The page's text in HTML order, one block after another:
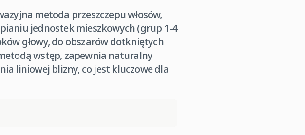
metoda przeszczepu włosów,
jednostek mieszkowych (grup 1-4
głowy, do obszarów dotkniętych
wstęp, zapewnia naturalny
liniowej blizny, co jest kluczowe dla